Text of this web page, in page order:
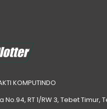
KOMPUTINDO
No.94, RT 1/RW 3, Tebet Timur,